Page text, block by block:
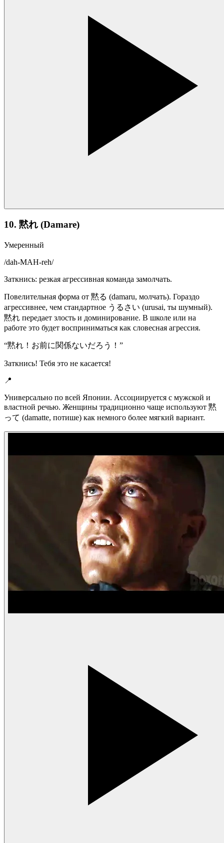
10. 黙れ (Damare)
Умеренный
/dah-MAH-reh/
Заткнись: резкая агрессивная команда замолчать.
Повелительная форма от 黙る (damaru, молчать). Гораздо
агрессивнее, чем стандартное うるさい (urusai, ты шумный).
黙れ передает злость и доминирование. В школе или на
работе это будет восприниматься как словесная агрессия.
“黙れ！お前に関係ないだろう！ ”
Заткнись! Тебя это не касается!
📍
Универсально по всей Японии. Ассоциируется с мужской и
властной речью. Женщины традиционно чаще используют 黙
って (damatte, потише) как немного более мягкий вариант.